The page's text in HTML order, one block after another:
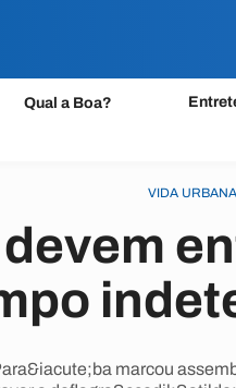
Qual a Boa?
VIDA URBANA
marcou